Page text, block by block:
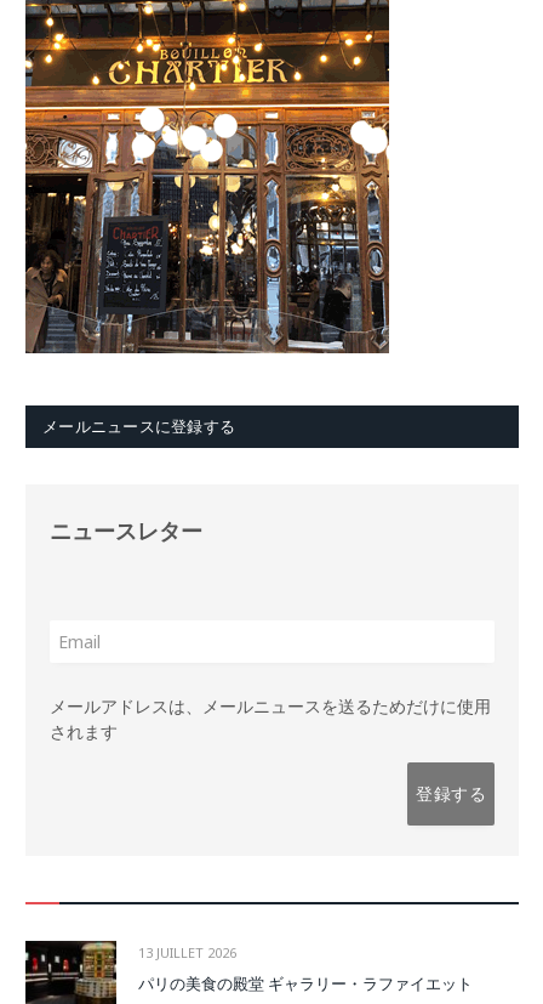
メールニュースに登録する
ニュースレター
メールアドレスは、メールニュースを送るためだけに使用
されます
13 JUILLET 2026
パリの美食の殿堂 ギャラリー・ラファイエット